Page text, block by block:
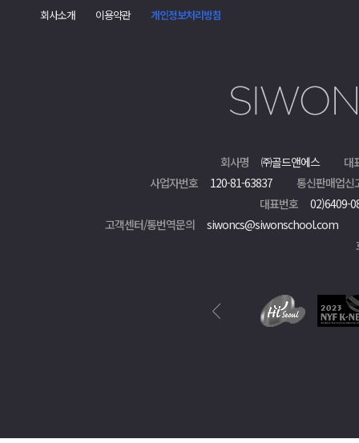
회사소개 이용약관 개인정보처리방침
회사명 ㈜골드앤에스
대
사업자번호
120-81-63837
통신판매업신
대표번호
02)6409-
고객센터/통번역문의
siwoncs@siwonschool.com